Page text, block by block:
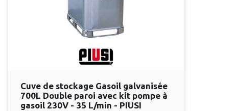
Cuve de stockage Gasoil galvanisée
700L Double paroi avec kit pompe à
gasoil 230V - 35 L/min - PIUSI